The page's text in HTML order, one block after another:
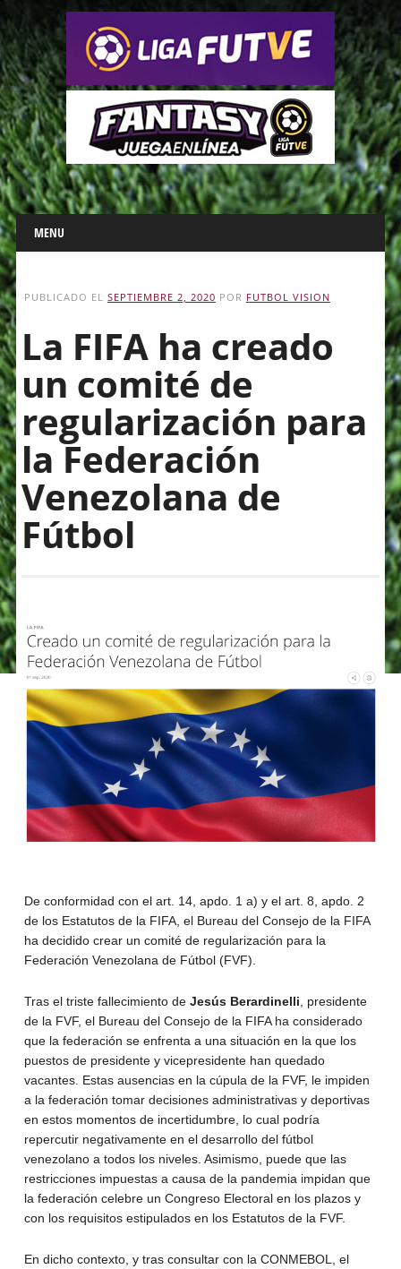
Main menu
Skip
to
content
MENU
PUBLICADO EL SEPTIEMBRE 2, 2020 POR FUTBOL VISION
La FIFA ha creado
un comité de
regularización para
la Federación
Venezolana de
Fútbol
De conformidad con el art. 14, apdo. 1 a) y el art. 8, apdo. 2
de los Estatutos de la FIFA, el Bureau del Consejo de la FIFA
ha decidido crear un comité de regularización para la
Federación Venezolana de Fútbol (FVF).
Tras el triste fallecimiento de Jesús Berardinelli , presidente
de la FVF, el Bureau del Consejo de la FIFA ha considerado
que la federación se enfrenta a una situación en la que los
puestos de presidente y vicepresidente han quedado
vacantes. Estas ausencias en la cúpula de la FVF, le impiden
a la federación tomar decisiones administrativas y deportivas
en estos momentos de incertidumbre, lo cual podría
repercutir negativamente en el desarrollo del fútbol
venezolano a todos los niveles. Asimismo, puede que las
restricciones impuestas a causa de la pandemia impidan que
la federación celebre un Congreso Electoral en los plazos y
con los requisitos estipulados en los Estatutos de la FVF.
En dicho contexto, y tras consultar con la CONMEBOL, el